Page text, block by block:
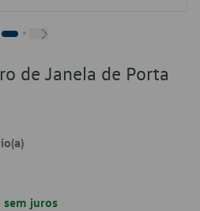
de Janela de Porta
sem juros